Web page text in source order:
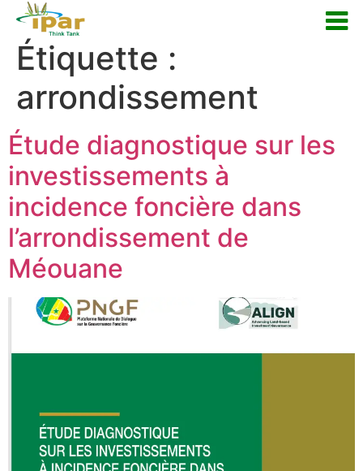
Étiquette :
arrondissement
Étude diagnostique sur les
investissements à
incidence foncière dans
l’arrondissement de
Méouane